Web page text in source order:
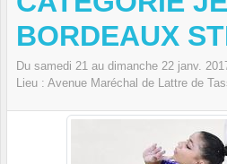
BORDEAUX
Du samedi 21 au dimanche 22 janv.
Lieu : Avenue Maréchal de Lattre de